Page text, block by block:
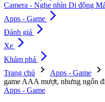
Camera - Nghe nhìn Di động
Apps - Game arrow_forward_ios
Đánh giá arrow_forward_ios
Xe arrow_forward_ios
Khám phá arrow_forward_ios
Trang chủ chevron_right Apps - Game chevron_right
game AAA mượt, nhưng ngốn
Apps - Game